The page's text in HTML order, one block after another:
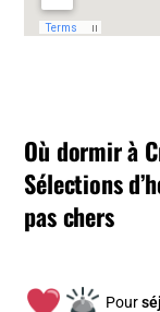
Où dormir à
Sélections
pas chers
Pour